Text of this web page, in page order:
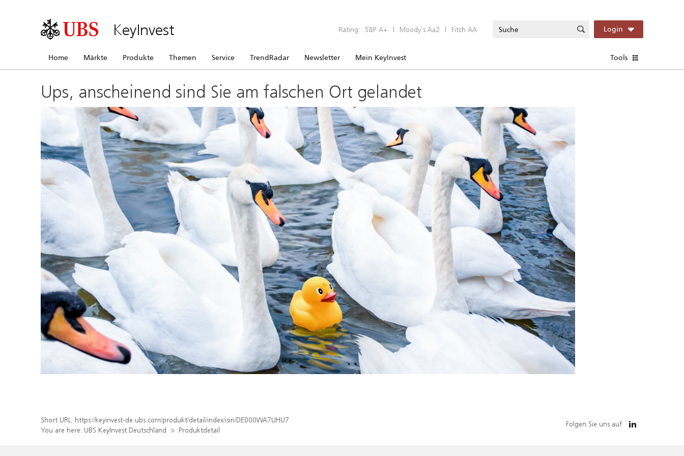
KeyInvest Rating: S&P A+ | Moody’s Aa2 | Fitch AA Login
Home Märkte Produkte Themen Service TrendRadar Newsletter Mein KeyInvest Tools
Ups, anscheinend sind Sie am falschen Ort gelandet
Short URL: https://keyinvest-de.ubs.com/produkt/detail/index/isin/DE000WA7UHU7
You are here: UBS KeyInvest Deutschland Produktdetail
Folgen Sie uns auf